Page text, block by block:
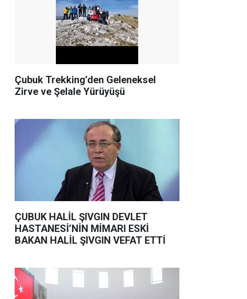
Çubuk Trekking’den Geleneksel
Zirve ve Şelale Yürüyüşü
ÇUBUK HALİL ŞIVGIN DEVLET
HASTANESİ’NİN MİMARI ESKİ
BAKAN HALİL ŞIVGIN VEFAT ETTİ